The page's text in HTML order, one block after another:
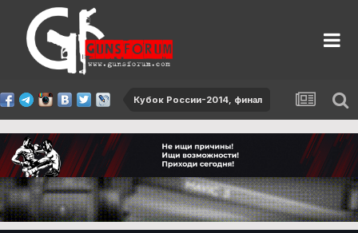
Кубок России-2014, финал